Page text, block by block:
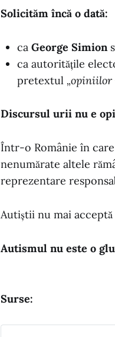
Solicităm încă o dată:
ca George Simion
ca autoritățile
pretextul „opiniilor
Discursul urii nu e
Într-o Românie în
nenumărate altele
reprezentare
Autiștii nu mai
Autismul nu este o
Surse: